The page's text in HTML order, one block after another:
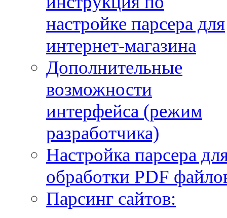
настройке парсера для
интернет-магазина
Дополнительные
возможности
интерфейса (режим
разработчика)
Настройка парсера
обработки PDF
Парсинг сайтов: